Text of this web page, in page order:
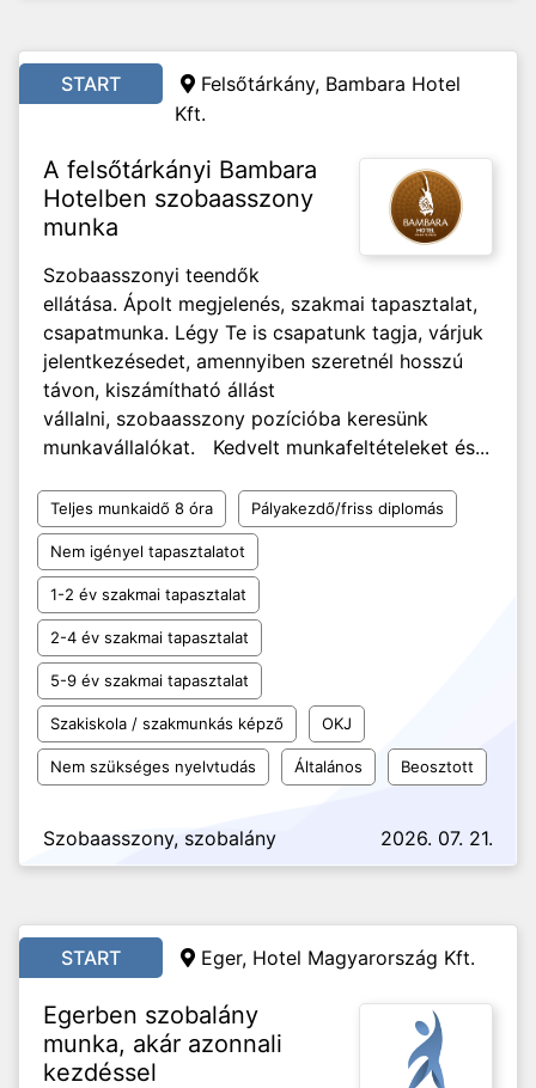
START
Felsőtárkány, Bambara Hotel
Kft.
A felsőtárkányi Bambara
Hotelben szobaasszony
munka
Szobaasszonyi teendők
ellátása. Ápolt megjelenés, szakmai tapasztalat,
csapatmunka. Légy Te is csapatunk tagja, várjuk
jelentkezésedet, amennyiben szeretnél hosszú
távon, kiszámítható állást
vállalni, szobaasszony pozícióba keresünk
munkavállalókat. Kedvelt munkafeltételeket és...
Teljes munkaidő 8 óra Pályakezdő/friss diplomás
Nem igényel tapasztalatot
1-2 év szakmai tapasztalat
2-4 év szakmai tapasztalat
5-9 év szakmai tapasztalat
Szakiskola / szakmunkás képző OKJ
Nem szükséges nyelvtudás Általános Beosztott
Szobaasszony, szobalány 2026. 07. 21.
START Eger, Hotel Magyarország Kft.
Egerben szobalány
munka, akár azonnali
kezdéssel